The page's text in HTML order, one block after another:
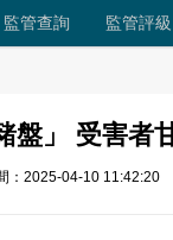
監管查詢 監管評級
盤」 受害者
：2025-04-10 11:42:20